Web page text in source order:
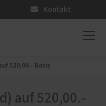
Kontakt
520,00.- Basis
auf 520,00.-